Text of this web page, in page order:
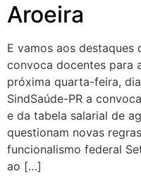
Aroeira
E vamos aos destaques
convoca docentes para
próxima quarta-feira,
SindSaúde-PR a
e da tabela salarial de
questionam novas
funcionalismo federal
ao […]